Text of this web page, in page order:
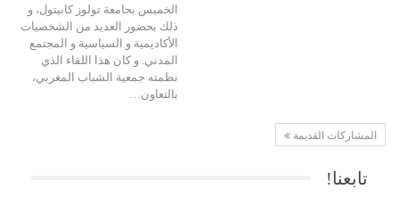
الخميس بجامعة تولوز كابيتول، و
ذلك بحضور العديد من الشخصيات
الأكاديمية و السياسية و المجتمع
المدني. و كان هذا اللقاء الذي
نظمته جمعية الشباب المغربي،
بالتعاون…
المشاركات القديمة
تابعنا!